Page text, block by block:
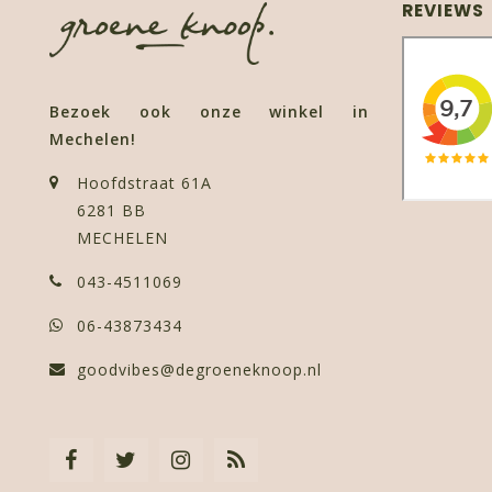
Bezoek ook onze winkel in
Mechelen!
Hoofdstraat 61A
6281 BB
MECHELEN
043-4511069
06-43873434
goodvibes@degroeneknoop.nl
REVIEWS